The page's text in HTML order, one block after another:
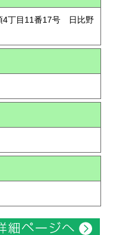
4丁目11番17号 日比野